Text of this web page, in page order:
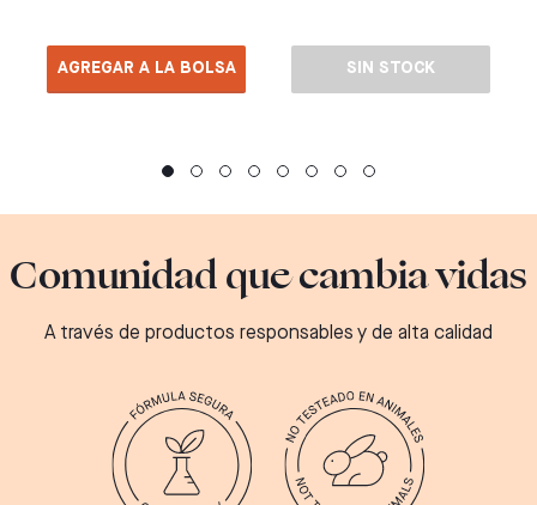
AGREGAR A LA BOLSA SIN STOCK
Comunidad que cambia vidas
A través de productos responsables y de alta calidad